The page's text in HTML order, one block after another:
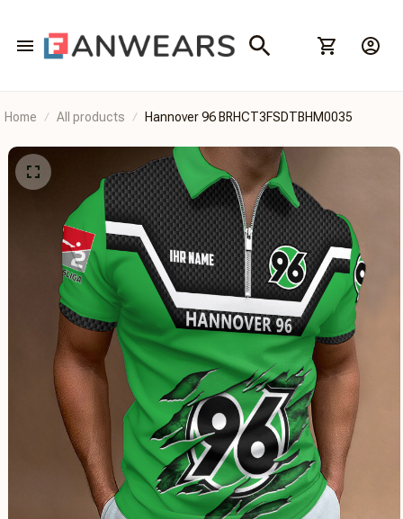
Home All products Hannover 96 BRHCT3FSDTBHM0035